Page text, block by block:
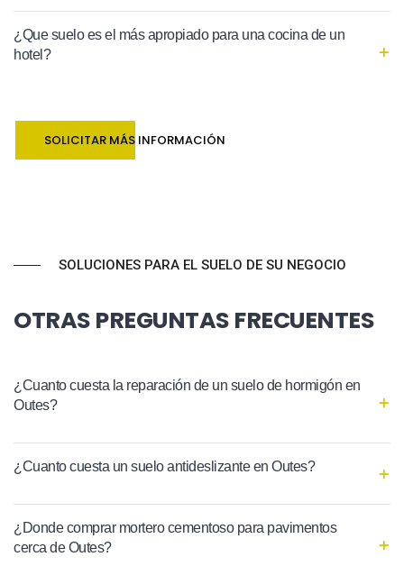
¿Que suelo es el más apropiado para una cocina de un
hotel?
SOLICITAR MÁS INFORMACIÓN
SOLUCIONES PARA EL SUELO DE SU NEGOCIO
OTRAS PREGUNTAS FRECUENTES
¿Cuanto cuesta la reparación de un suelo de hormigón en
Outes?
¿Cuanto cuesta un suelo antideslizante en Outes?
¿Donde comprar mortero cementoso para pavimentos
cerca de Outes?